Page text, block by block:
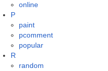
online
P
paint
pcomment
popular
R
random